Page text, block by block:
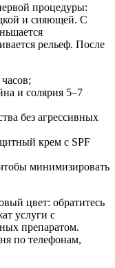
процедуры:
и сияющей. С
рельеф. После
и солярия 5–7
без агрессивных
крем с SPF
минимизировать
цвет: обратитесь
услуги с
препаратом.
по телефонам,